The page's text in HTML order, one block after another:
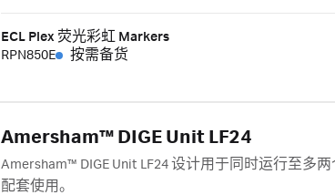
ECL Plex 荧光彩虹 Markers
RPN850E
按需备货
Amersham™ DIGE Unit LF24
Amersham™ DIGE Unit LF24 设计用于同时运行至多
配套使用。